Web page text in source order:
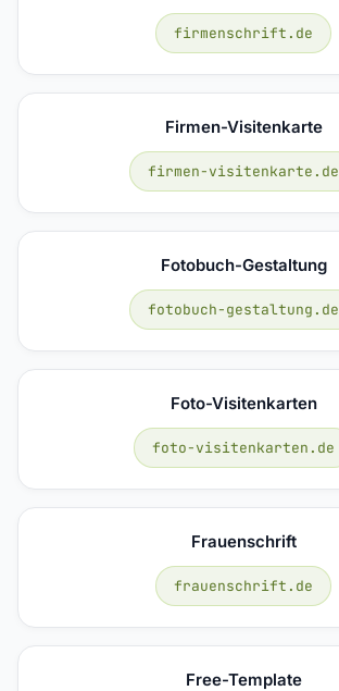
firmenschrift.de
Firmen-Visitenkarte
firmen-visitenkarte.de
Fotobuch-Gestaltung
fotobuch-gestaltung.de
Foto-Visitenkarten
foto-visitenkarten.de
Frauenschrift
frauenschrift.de
Free-Template